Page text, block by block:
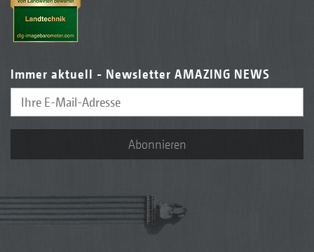
Immer aktuell - Newsletter AMAZING NEWS
Abonnieren